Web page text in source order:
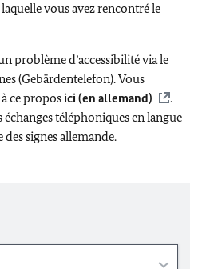
vous avez rencontré le
problème d’accessibilité via le
(Gebärdentelefon). Vous
ce propos ici (en allemand)
.
téléphoniques en langue
signes allemande.